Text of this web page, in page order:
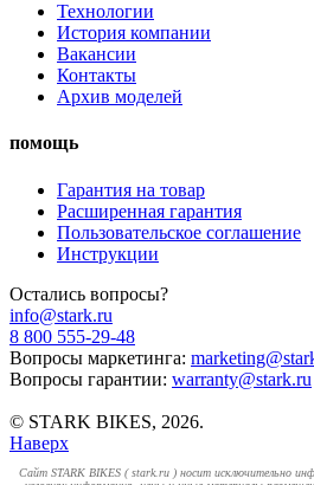
Технологии
История компании
Вакансии
Контакты
Архив моделей
помощь
Гарантия на товар
Расширенная гарантия
Пользовательское соглашение
Инструкции
Остались вопросы?
info@stark.ru
8 800 555-29-48
Вопросы маркетинга:
Вопросы гарантии: warranty@stark.ru
© STARK BIKES, 2026.
Наверх
Cайт STARK BIKES ( stark.ru ) носит исключительно